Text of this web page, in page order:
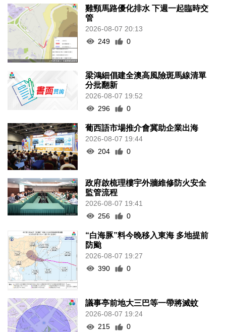
雞頸馬路優化排水 下週一起臨時交
管
2026-08-07 20:13
249
0
梁鴻細倡建全澳高風險斑馬線清單
分批翻新
2026-08-07 19:52
296
0
葡西語市場推介會冀助企業出海
2026-08-07 19:44
204
0
政府啟梳理樓宇外牆維修防火安全
監管流程
2026-08-07 19:41
256
0
“白海豚”料今晚移入東海 多地提前
防颱
2026-08-07 19:27
390
0
議事亭前地大三巴等一帶將滅蚊
2026-08-07 19:24
215
0